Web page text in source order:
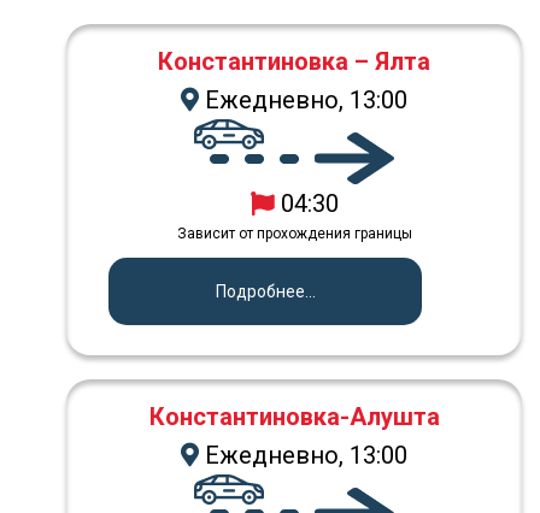
Константиновка – Ялта
Ежедневно, 13:00
04:30
Зависит от прохождения границы
Подробнее...
Константиновка-Алушта
Ежедневно, 13:00